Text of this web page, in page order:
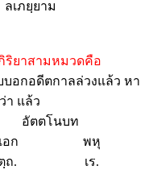
ลเภยฺยาม
ริยาสามหมวดคือ
อกอดีตกาลล่วงแล้ว หา
า แล้ว
โนบท
ก พหุ
. เร.